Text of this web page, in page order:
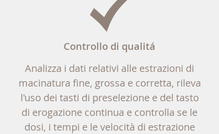
Controllo di qualitá
Analizza i dati relativi alle estrazioni di
macinatura fine, grossa e corretta, rileva
l'uso dei tasti di preselezione e del tasto
di erogazione continua e controlla se le
dosi, i tempi e le velocità di estrazione